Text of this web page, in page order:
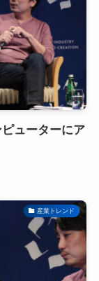
ューターにア
産業トレンド